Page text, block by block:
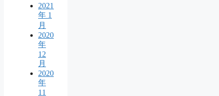
2021
年 1
月
2020
年
12
月
2020
年
11